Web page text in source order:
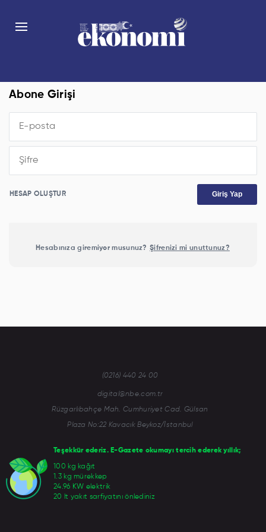
Abone Girişi
HESAP OLUŞTUR Giriş Yap
Hesabınıza giremiyor musunuz? Şifrenizi mi unuttunuz?
Teşekkür ederiz. E-Gazete okumayı tercih ederek yıllık;
100 kg kağıt
1.3 kg mürekkep
24.96 KW elektrik
20 lt yakıt sarfiyatını önlediniz
(0216) 440 24 00
digital@nbe.com.tr
Rüzgarlıbahçe Mah. Cumhuriyet Cad. Gülsan
Plaza No:22 Kavacık Beykoz/İstanbul